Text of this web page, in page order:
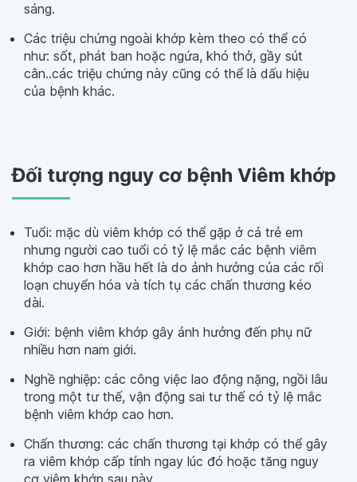
sáng.
Các triệu chứng ngoài khớp kèm theo có thể có
như: sốt, phát ban hoặc ngứa, khó thở, gầy sút
cân..các triệu chứng này cũng có thể là dấu hiệu
của bệnh khác.
Đối tượng nguy cơ bệnh Viêm khớp
Tuổi: mặc dù viêm khớp có thể gặp ở cả trẻ em
nhưng người cao tuổi có tỷ lệ mắc các bệnh viêm
khớp cao hơn hầu hết là do ảnh hưởng của các rối
loạn chuyển hóa và tích tụ các chấn thương kéo
dài.
Giới: bệnh viêm khớp gây ảnh hưởng đến phụ nữ
nhiều hơn nam giới.
Nghề nghiệp: các công việc lao động nặng, ngồi lâu
trong một tư thế, vận động sai tư thế có tỷ lệ mắc
bệnh viêm khớp cao hơn.
Chấn thương: các chấn thương tại khớp có thể gây
ra viêm khớp cấp tính ngay lúc đó hoặc tăng nguy
cơ viêm khớp sau này.